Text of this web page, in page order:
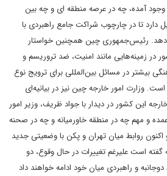
وجود آمده، چه در عرصه منطقه ای و چه بین
دارد تا در چارچوب شراکت جامع راهبردی با
دهد. رئیس‌جمهوری چین همچنین خواستار
در زمینه‌هایی مانند امنیت، ضد تروریسم و
بیشتر در مسائل بین‌المللی برای ترویج نوع
‌است. وزارت امور خارجه چین نیز در بیانیه‌‌ای
این کشور در دیدار با جواد ظریف، وزیر امور
عمده و مهم چه در منطقه خاورمیانه و چه در صحنه
روابط میان تهران و پکن با وضعیتی جدید
است علیرغم تغییرات در حال وقوع، دو
و راهبردی میان خود ادامه خواهند داد